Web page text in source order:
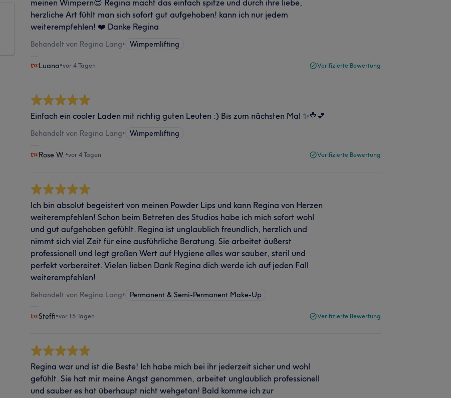
meinen Wimpern😍 Regina macht das einfach spitze und durch ihre liebe,
herzliche Art fühlt man sich sofort gut aufgehoben! kann ich nur jedem
weiterempfehlen! ❤️ Danke Regina
Behandelt von Regina Lang• Wimpernlifting
Luana•vor 4 Tagen Verifizierte Bewertung
Einfach ein cooler Laden mit richtig guten Leuten :) Bis zum nächsten Mal ✨🍭💕
Behandelt von Regina Lang• Wimpernlifting
Rose W. •vor 4 Tagen Verifizierte Bewertung
Ich bin absolut begeistert von meinen Powder Lips und kann Regina von Herzen
weiterempfehlen! Schon beim Betreten des Studios habe ich mich sofort wohl
und gut aufgehoben gefühlt. Regina ist unglaublich freundlich, herzlich und
nimmt sich viel Zeit für eine ausführliche Beratung. Sie arbeitet äußerst
professionell und legt großen Wert auf Hygiene alles war sauber, steril und
perfekt vorbereitet. Vielen lieben Dank Regina dich werde ich auf jeden Fall
weiterempfehlen!
Behandelt von Regina Lang• Permanent & Semi-Permanent Make-Up
Steffi•vor 15 Tagen Verifizierte Bewertung
Regina war und ist die Beste! Ich habe mich bei ihr jederzeit sicher und wohl
gefühlt. Sie hat mir meine Angst genommen, arbeitet unglaublich professionell
und sauber es hat überhaupt nicht wehgetan! Bald komme ich zur